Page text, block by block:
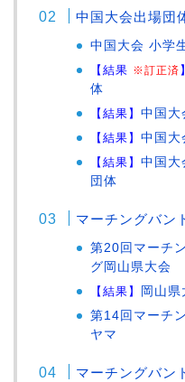
中国大会出場団
中国大会 小学
【結果 ※訂正済
体
【結果】中国大
【結果】中国大
【結果】中国大
団体
マーチングバン
第20回マーチ
グ岡山県大会
【結果】
岡山
第14回マーチ
ヤマ
マーチングバン